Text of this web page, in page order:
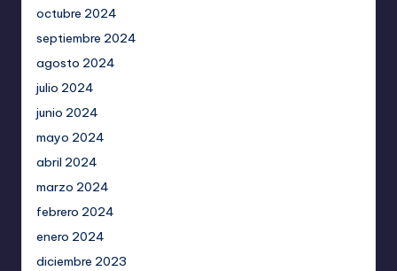
octubre 2024
septiembre 2024
agosto 2024
julio 2024
junio 2024
mayo 2024
abril 2024
marzo 2024
febrero 2024
enero 2024
diciembre 2023